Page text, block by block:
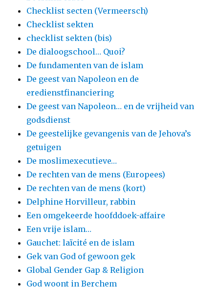
Checklist secten (Vermeersch)
Checklist sekten
checklist sekten (bis)
De dialoogschool… Quoi?
De fundamenten van de islam
De geest van Napoleon en de
eredienstfinanciering
De geest van Napoleon… en de vrijheid van
godsdienst
De geestelijke gevangenis van de Jehova’s
getuigen
De moslimexecutieve…
De rechten van de mens (Europees)
De rechten van de mens (kort)
Delphine Horvilleur, rabbin
Een omgekeerde hoofddoek-affaire
Een vrije islam…
Gauchet: laïcité en de islam
Gek van God of gewoon gek
Global Gender Gap & Religion
God woont in Berchem